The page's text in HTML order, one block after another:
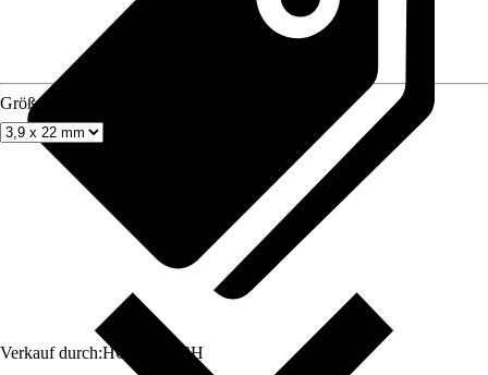
Verkauf durch:HORNBACH
Größe